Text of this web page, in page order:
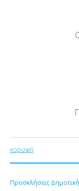
κορυφή
Προσκλήσεις